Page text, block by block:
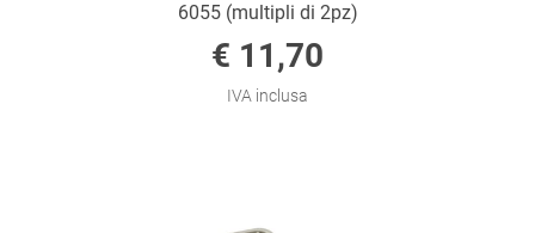
6055 (multipli di 2pz)
€ 11,70
IVA inclusa